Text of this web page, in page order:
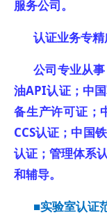
服务公司。
认证业务专精
公司专业从事
油API认证；中
备生产许可证；
CCS认证；中国
认证；管理体系
和辅导。
■实验室认证